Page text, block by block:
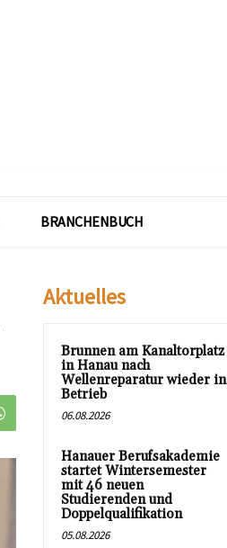
BRANCHENBUCH
Aktuelles
Brunnen am Kanaltorplatz
in Hanau nach
Wellenreparatur wieder in
Betrieb
06.08.2026
Hanauer Berufsakademie
startet Wintersemester
mit 46 neuen
Studierenden und
Doppelqualifikation
05.08.2026